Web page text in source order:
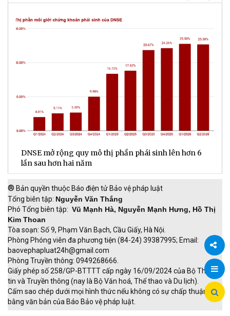
Chia
DNSE mở rộng quy mô thị phần phái sinh lên hơn 6
lần sau hơn hai năm
® Bản quyền thuộc Báo điện tử Bảo vệ pháp luật
Tổng biên tập: Nguyễn Văn Thắng
Phó Tổng biên tập: Vũ Mạnh Hà, Nguyễn Mạnh Hưng, Hồ Thị
Kim Thoan
Tòa soạn: Số 9, Phạm Văn Bạch, Cầu Giấy, Hà Nội.
Phòng Phóng viên đa phương tiện (84-24) 39387995; Email:
baovephapluat24h@gmail.com
Phòng Truyền thông: 0949268666.
Giấy phép số 258/GP-BTTTT cấp ngày 16/09/2024 của Bộ Thông
tin và Truyền thông (nay là Bộ Văn hoá, Thể thao và Du lịch).
Cấm sao chép dưới mọi hình thức nếu không có sự chấp thuận
bằng văn bản của Báo Bảo vệ pháp luật.